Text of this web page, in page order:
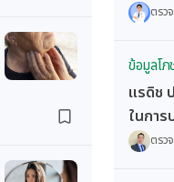
ตรว
ข้อมูลโภ
แรดิช
ในการ
ตรว